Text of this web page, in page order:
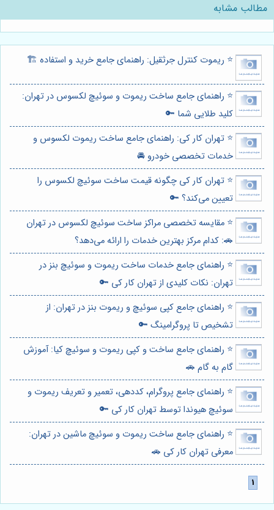
مطالب مشابه
⭐️ ریموت کنترل جرثقیل: راهنمای جامع خرید و استفاده 🏗️
⭐️ راهنمای جامع ساخت ریموت و سوئیچ لکسوس در تهران:
کلید طلایی شما 🔑
⭐️ تهران کار کی: راهنمای جامع ساخت ریموت لکسوس و
خدمات تخصصی خودرو 🚘
⭐️ تهران کار کی چگونه قیمت ساخت سوئیچ لکسوس را
تعیین می‌کند؟ 🔑
⭐️ مقایسه تخصصی مراکز ساخت سوئیچ لکسوس در تهران
🚗: کدام مرکز بهترین خدمات را ارائه می‌دهد؟
⭐️ راهنمای جامع خدمات ساخت ریموت و سوئیچ بنز در
تهران: نکات کلیدی از تهران کار کی 🔑
⭐️ راهنمای جامع کپی سوئیچ و ریموت بنز در تهران: از
تشخیص تا پروگرامینگ 🔑
⭐️ راهنمای جامع ساخت و کپی ریموت و سوئیچ کیا: آموزش
گام به گام 🚗
⭐️ راهنمای جامع پروگرام، کددهی، تعمیر و تعریف ریموت و
سوئیچ هیوندا توسط تهران کار کی 🔑
⭐️ راهنمای جامع ساخت ریموت و سوئیچ ماشین در تهران:
معرفی تهران کار کی 🚗